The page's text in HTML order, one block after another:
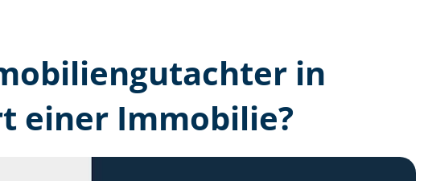
in
einer Immobilie?